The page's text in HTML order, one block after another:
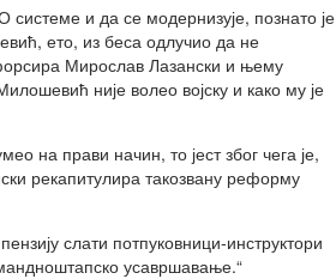
и да се модернизује, познато је
ето, из беса одлучио да не
Мирослав Лазански и њему
није волео војску и како му је
на прави начин, то јест због чега је,
рекапитулира такозвану реформу
слати потпуковници-инструктори
усавршавање.“